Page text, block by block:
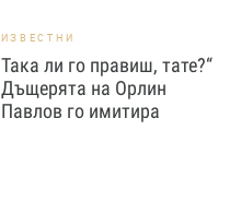
ИЗВЕСТНИ
Така ли го правиш, тате?“
Дъщерята на Орлин
Павлов го имитира